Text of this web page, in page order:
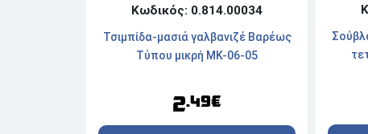
Κωδικός: 0.814.00034
Τσιμπίδα-μασιά γαλβανιζέ Βαρέως
Τύπου μικρή MK-06-05
2.49€